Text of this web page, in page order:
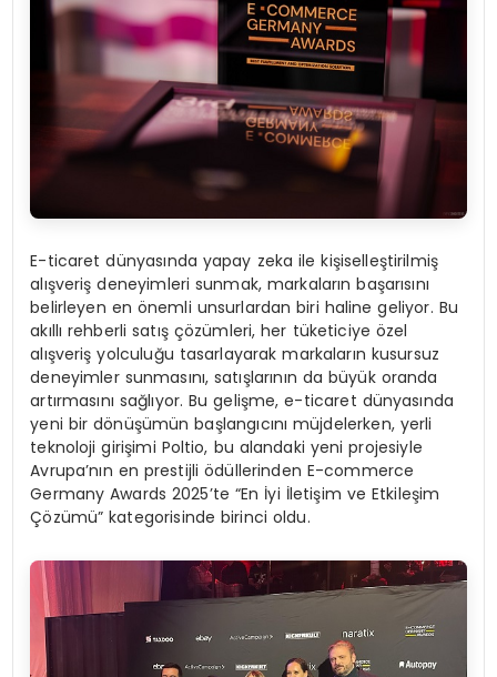
E-ticaret dünyasında yapay zeka ile kişiselleştirilmiş
alışveriş deneyimleri sunmak, markaların başarısını
belirleyen en önemli unsurlardan biri haline geliyor. Bu
akıllı rehberli satış çözümleri, her tüketiciye özel
alışveriş yolculuğu tasarlayarak markaların kusursuz
deneyimler sunmasını, satışlarının da büyük oranda
artırmasını sağlıyor. Bu gelişme, e-ticaret dünyasında
yeni bir dönüşümün başlangıcını müjdelerken, yerli
teknoloji girişimi Poltio, bu alandaki yeni projesiyle
Avrupa’nın en prestijli ödüllerinden E-commerce
Germany Awards 2025’te “En İyi İletişim ve Etkileşim
Çözümü” kategorisinde birinci oldu.